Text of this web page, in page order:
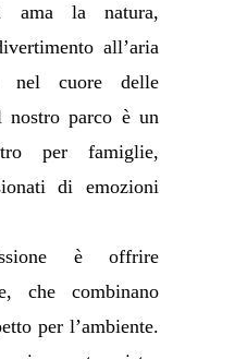
ama la natura,
all’aria
nel cuore delle
nostro parco è un
per famiglie,
di emozioni
è offrire
che combinano
per l’ambiente.